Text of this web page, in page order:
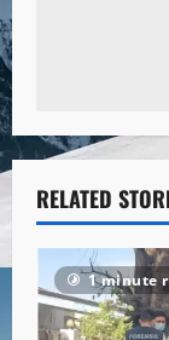
RELATED
1 minute